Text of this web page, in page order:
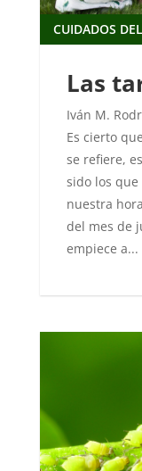
Las
CUIDADOS
Iván M.
Es cierto
se refiere,
sido los
nuestra
del mes de
empiece a...